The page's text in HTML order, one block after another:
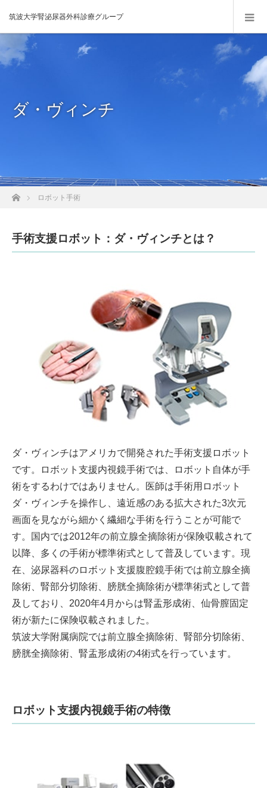
筑波大学腎泌尿器外科診療グループ
ダ・ヴィンチ
ホームロボット手術
手術支援ロボット：ダ・ヴィンチとは？
ダ・ヴィンチはアメリカで開発された手術支援ロボット
です。ロボット支援内視鏡手術では、ロボット自体が手
術をするわけではありません。医師は手術用ロボット
ダ・ヴィンチを操作し、遠近感のある拡大された3次元
画面を見ながら細かく繊細な手術を行うことが可能で
す。国内では2012年の前立腺全摘除術が保険収載されて
以降、多くの手術が標準術式として普及しています。現
在、泌尿器科のロボット支援腹腔鏡手術では前立腺全摘
除術、腎部分切除術、膀胱全摘除術が標準術式として普
及しており、2020年4月からは腎盂形成術、仙骨膣固定
術が新たに保険収載されました。
筑波大学附属病院では前立腺全摘除術、腎部分切除術、
膀胱全摘除術、腎盂形成術の4術式を行っています。
ロボット支援内視鏡手術の特徴